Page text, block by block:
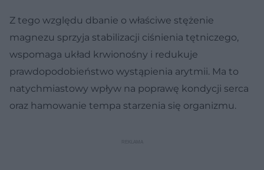
Z tego względu dbanie o właściwe stężenie
magnezu sprzyja stabilizacji ciśnienia tętniczego,
wspomaga układ krwionośny i redukuje
prawdopodobieństwo wystąpienia arytmii. Ma to
natychmiastowy wpływ na poprawę kondycji serca
oraz hamowanie tempa starzenia się organizmu.